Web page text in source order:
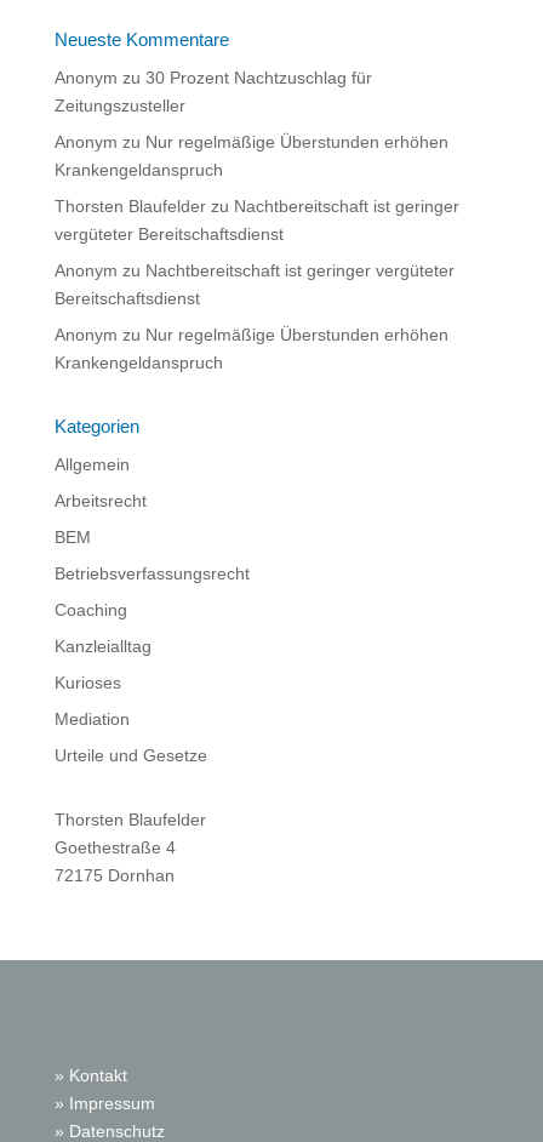
Neueste Kommentare
Anonym zu 30 Prozent Nachtzuschlag für
Zeitungszusteller
Anonym zu Nur regelmäßige Überstunden erhöhen
Krankengeldanspruch
Thorsten Blaufelderzu Nachtbereitschaft ist geringer
vergüteter Bereitschaftsdienst
Anonym zu Nachtbereitschaft ist geringer vergüteter
Bereitschaftsdienst
Anonym zu Nur regelmäßige Überstunden erhöhen
Krankengeldanspruch
Kategorien
Allgemein
Arbeitsrecht
BEM
Betriebsverfassungsrecht
Coaching
Kanzleialltag
Kurioses
Mediation
Urteile und Gesetze
Thorsten Blaufelder
Goethestraße 4
72175 Dornhan
» Kontakt
» Impressum
» Datenschutz